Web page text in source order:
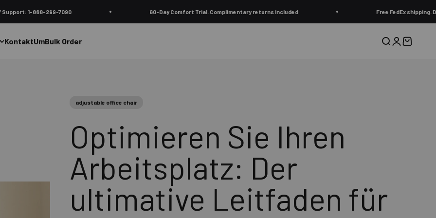
7090 60-Day Comfort Trial. Complimentary returns included Free FedEx shipping. Dispatches in 1
KontaktUmBulk Order SucheAnmelden
Warenkorb
adjustable office chair
Optimieren Sie Ihren
Arbeitsplatz: Der
ultimative Leitfaden für